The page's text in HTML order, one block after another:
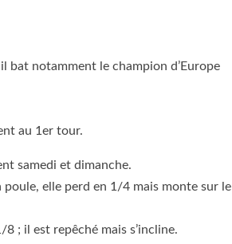
bat notamment le champion d’Europe
au 1er tour.
samedi et dimanche.
poule, elle perd en 1/4 mais monte sur le
; il est repêché mais s’incline.